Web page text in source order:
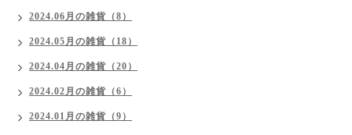
2024.06月の雑貨（8）
2024.05月の雑貨（18）
2024.04月の雑貨（20）
2024.02月の雑貨（6）
2024.01月の雑貨（9）